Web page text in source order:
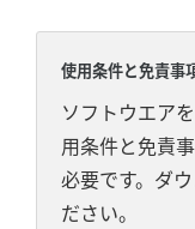
使用条件と免責事
ソフトウエア
用条件と免責
必要です。ダ
ださい。